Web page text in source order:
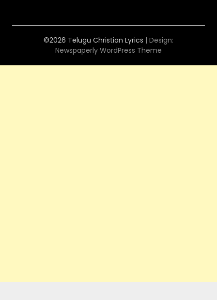
©2026 Telugu Christian Lyrics | Design:
Newspaperly WordPress Theme